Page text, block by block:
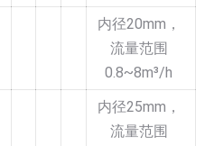
内径20mm，
流量范围
0.8~8m³/h
内径25mm，
流量范围